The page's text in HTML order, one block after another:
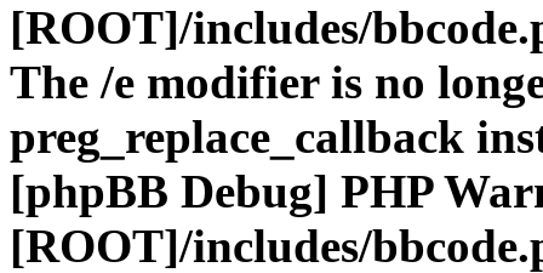
[ROOT]/includes/
The /e modifier is no
preg_replace_callback
[phpBB Debug] PHP
[ROOT]/includes/